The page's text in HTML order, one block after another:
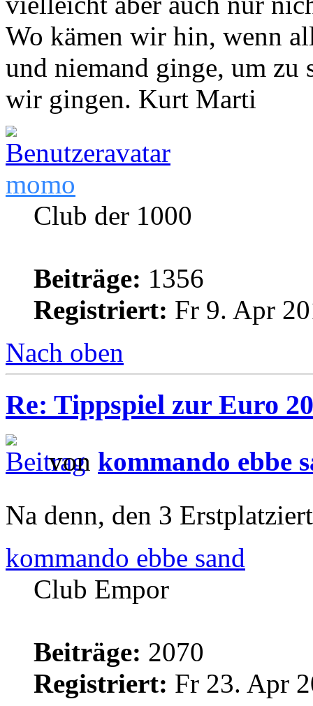
Wo kämen wir hin, wenn
und niemand ginge, um zu
wir gingen. Kurt Marti
momo
Club der 1000
Beiträge: 1356
Registriert: Fr 9. Apr
Nach oben
Re: Tippspiel zur Euro
von kommando ebbe
Na denn, den 3
kommando ebbe sand
Club Empor
Beiträge: 2070
Registriert: Fr 23. Apr